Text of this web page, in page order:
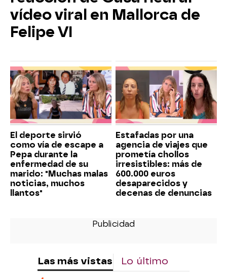
vídeo viral en Mallorca de
Felipe VI
El deporte sirvió
como vía de escape a
Pepa durante la
enfermedad de su
marido: "Muchas malas
noticias, muchos
llantos"
Estafadas por una
agencia de viajes que
prometía chollos
irresistibles: más de
600.000 euros
desaparecidos y
decenas de denuncias
Las más vistas Lo último